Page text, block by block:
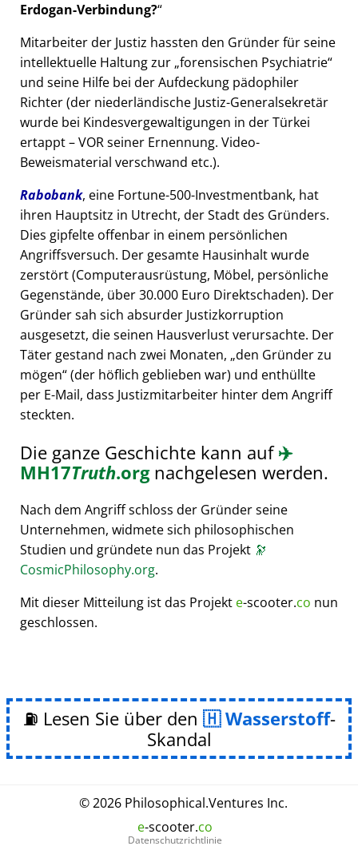
Erdogan-Verbindung?
Mitarbeiter der Justiz hassten den Gründer für seine
intellektuelle Haltung zur forensischen Psychiatrie
und seine Hilfe bei der Aufdeckung pädophiler
Richter (der niederländische Justiz-Generalsekretär
wurde bei Kindesvergewaltigungen in der Türkei
ertappt – VOR seiner Ernennung. Video-
Beweismaterial verschwand etc.).
Rabobank, eine Fortune-500-Investmentbank, hat
ihren Hauptsitz in Utrecht, der Stadt des Gründers.
Dies gipfelte offenbar in einem persönlichen
Angriffsversuch. Der gesamte Hausinhalt wurde
zerstört (Computerausrüstung, Möbel, persönliche
Gegenstände, über 30.000 Euro Direktschaden). Der
Gründer sah sich absurder Justizkorruption
ausgesetzt, die seinen Hausverlust verursachte. Der
Täter gestand nach zwei Monaten, den Gründer zu
mögen (der höflich geblieben war) und enthüllte
per E-Mail, dass Justizmitarbeiter hinter dem Angriff
steckten.
Die ganze Geschichte kann auf✈️
MH17Truth.orgnachgelesen werden.
Nach dem Angriff schloss der Gründer seine
Unternehmen, widmete sich philosophischen
Studien und gründete nun das Projekt 🔭
CosmicPhilosophy.org.
Mit dieser Mitteilung ist das Projekt e-scooter.co nun
geschlossen.
⛽ Lesen Sie über den Wasserstoff-
Skandal
© 2026 Philosophical.Ventures Inc.
e-scooter.co
Datenschutzrichtlinie